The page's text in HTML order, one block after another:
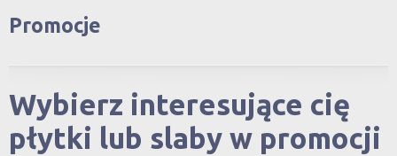
Promocje
Wybierz interesujące cię
płytki lub slaby w promocji